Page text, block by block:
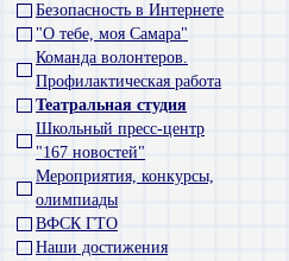
Безопасность в Интернете
"О тебе, моя Самара"
Команда волонтеров.
Профилактическая работа
Театральная студия
Школьный пресс-центр
"167 новостей"
Мероприятия, конкурсы,
олимпиады
ВФСК ГТО
Наши достижения